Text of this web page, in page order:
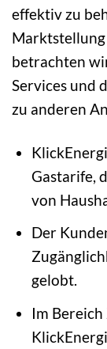
effektiv zu
betrachten
Services und
zu anderen
Gastarife,
von
Der
gelobt.
Im